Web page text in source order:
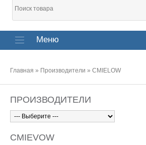
Меню
Главная » Производители » CMIELOW
ПРОИЗВОДИТЕЛИ
CMIEVOW